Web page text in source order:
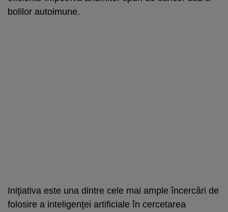
bolilor autoimune.
Iniţiativa este una dintre cele mai ample încercări de
folosire a inteligenţei artificiale în cercetarea